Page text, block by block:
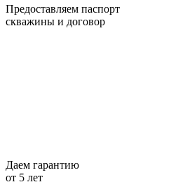
Предоставляем паспорт
скважины и договор
Даем гарантию
от 5 лет